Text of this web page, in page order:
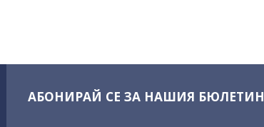
АБОНИРАЙ СЕ ЗА НАШИЯ БЮЛЕТИН